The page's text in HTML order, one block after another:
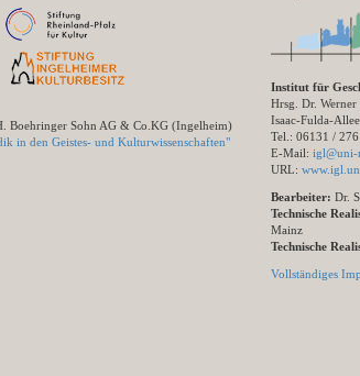
Boehringer Sohn AG & Co.KG (Ingelheim)
in den Geistes- und Kulturwissenschaften"
Institut für
Hrsg. Dr.
Isaac-Fulda-
Tel.: 06131 /
E-Mail: igl@uni-
URL:
Bearbeiter: Dr.
Technische
Mainz
Technische
Vollständiges